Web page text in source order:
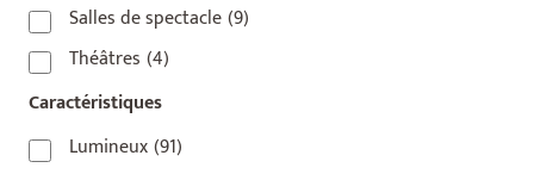
Salles de spectacle(9)
Théâtres (4)
Caractéristiques
Lumineux(91)